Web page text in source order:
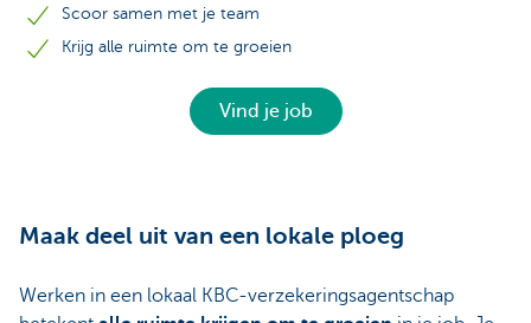
Scoor samen met je team
Krijg alle ruimte om te groeien
Vind je job
Maak deel uit van een lokale ploeg
Werken in een lokaal KBC-verzekeringsagentschap